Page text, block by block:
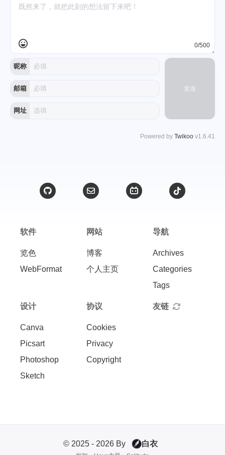
昵称
邮箱
网址
0/500
发送
Powered by Twikoo v1.6.41
软件
览色
WebFormat
网站
博客
个人主页
导航
Archives
Categories
Tags
设计
Canva
Picsart
Photoshop
Sketch
协议
Cookies
Privacy
Copyright
友链
© 2025 - 2026 By 白衣